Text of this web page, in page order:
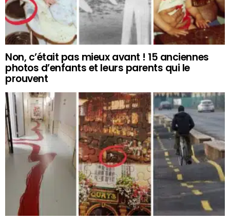
Non, c’était pas mieux avant ! 15 anciennes
photos d’enfants et leurs parents qui le
prouvent